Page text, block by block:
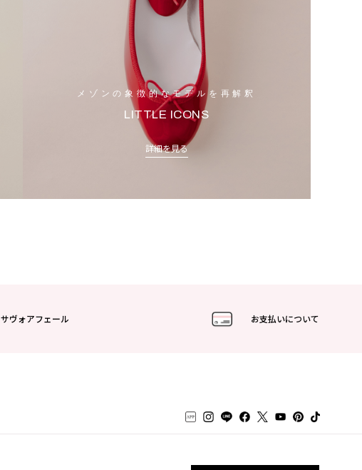
メゾンの象徴的なモデルを再解釈
LITTLE ICONS
詳細を見る
サヴォアフェール お支払いについて